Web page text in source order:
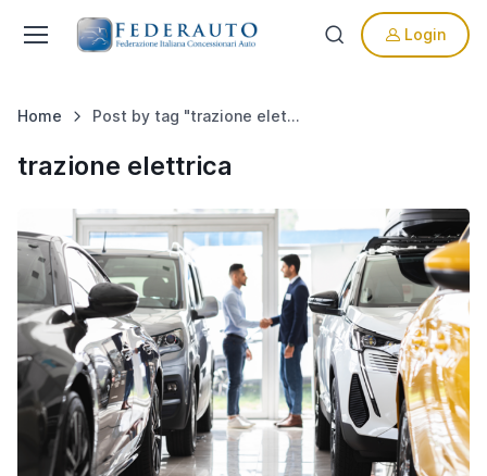
Login
Home Post by tag "trazione elettrica"
trazione elettrica